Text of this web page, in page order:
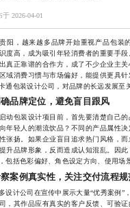
于 2026-04-01
，越来越多品牌开始重视产品包装
度高，成为吸引年轻消费者的重要手
真正靠谱的合作方，成了不少企业主
域消费习惯与市场偏好，能提供更具
通包装设计公司，对品牌的长远发展至
品牌定位，避免盲目跟风
包装设计项目前，首先要清楚自己的
年轻人的潮流饮品？不同的产品属性
张扬。如果企业盲目追求热门风格，
升品牌形象，反而造成认知混乱。因
包括色彩偏好、角色设定方向、使用场
案例真实性，关注交付流程规
计公司在宣传中展示大量“优秀案例”
，其作品应有真实的客户反馈、可验